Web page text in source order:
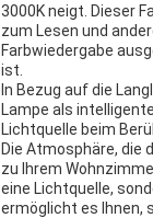
3000K neigt. Dieser
zum Lesen und
Farbwiedergabe
ist.
In Bezug auf die
Lampe als
Lichtquelle beim
Die Atmosphäre, die
zu Ihrem
eine Lichtquelle,
ermöglicht es Ihnen,